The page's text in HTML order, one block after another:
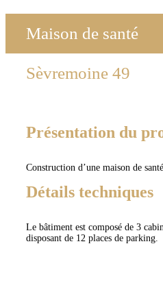
Maison de santé
Sèvremoine 49
Présentation du
Construction d’une maison de
Détails techniques
Le bâtiment est composé de 3
disposant de 12 places de parking.